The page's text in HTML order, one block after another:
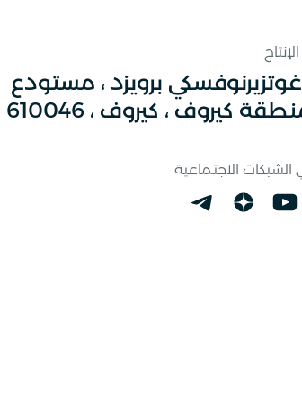
زاغوتزيرنوفسكي برويزد ، مستودع
الشبكات الاجتماعية